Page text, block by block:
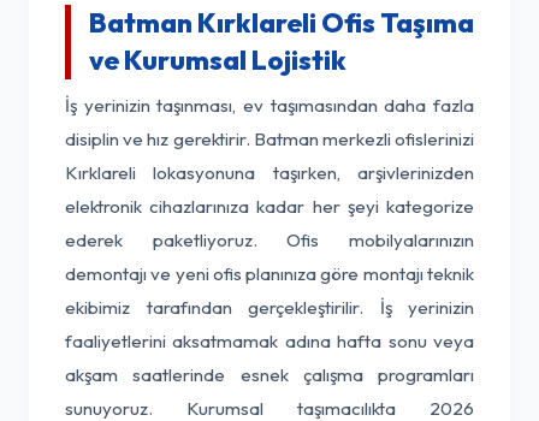
Batman Kırklareli Ofis Taşıma
ve Kurumsal Lojistik
İş yerinizin taşınması, ev taşımasından daha fazla
disiplin ve hız gerektirir. Batman merkezli ofislerinizi
Kırklareli lokasyonuna taşırken, arşivlerinizden
elektronik cihazlarınıza kadar her şeyi kategorize
ederek paketliyoruz. Ofis mobilyalarınızın
demontajı ve yeni ofis planınıza göre montajı teknik
ekibimiz tarafından gerçekleştirilir. İş yerinizin
faaliyetlerini aksatmamak adına hafta sonu veya
akşam saatlerinde esnek çalışma programları
sunuyoruz. Kurumsal taşımacılıkta 2026